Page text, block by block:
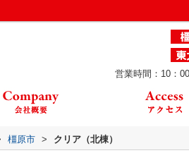
営業時間：10：
橿原市 > クリア（北棟）